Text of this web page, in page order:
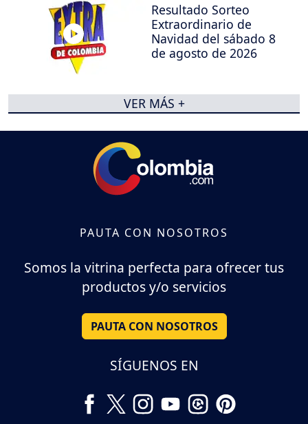
Resultado Sorteo
Extraordinario de
Navidad del sábado 8
de agosto de 2026
VER MÁS +
PAUTA CON NOSOTROS
Somos la vitrina perfecta para ofrecer tus
productos y/o servicios
PAUTA CON NOSOTROS
SÍGUENOS EN